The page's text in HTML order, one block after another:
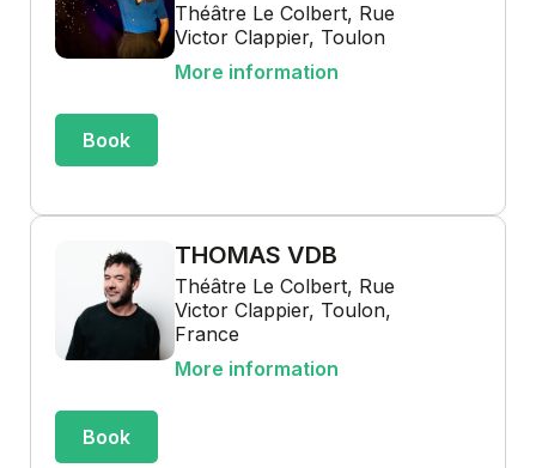
Théâtre Le Colbert, Rue
Victor Clappier, Toulon
More information
Book
THOMAS VDB
Théâtre Le Colbert, Rue
Victor Clappier, Toulon,
France
More information
Book